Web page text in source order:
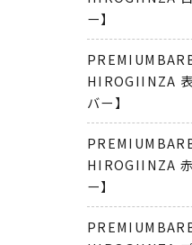
ー】
HIROGIINZA
バー】
HIROGIINZA
ー】